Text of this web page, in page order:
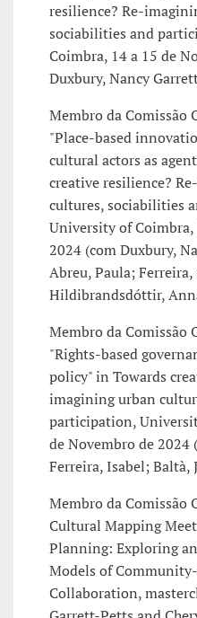
resilience? Re-
sociabilities and
Coimbra, 14 a 15 de
Duxbury, Nancy
Membro da Comissão
"Place-based
cultural actors as
creative resilience?
cultures, sociabilities
University of Coimbra,
2024 (com Duxbury,
Abreu, Paula;
Hildibrandsdóttir,
Membro da Comissão
"Rights-based
policy" in Towards
imagining urban
participation,
de Novembro de 2024
Ferreira, Isabel; Baltà,
Membro da Comissão
Cultural Mapping
Planning: Exploring
Models of
Collaboration,